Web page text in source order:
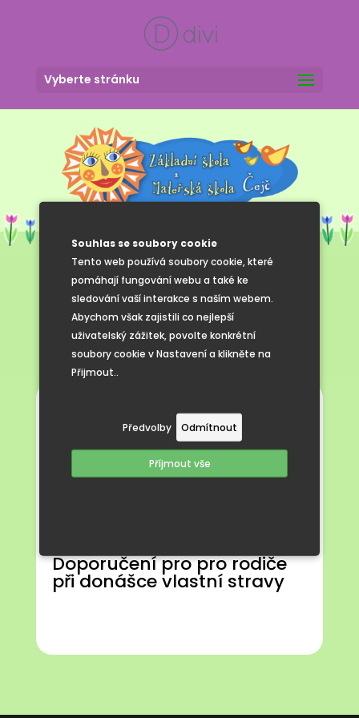
Souhlas se soubory cookie
Tento web používá soubory cookie, které
pomáhají fungování webu a také ke
sledování vaší interakce s naším webem.
Abychom však zajistili co nejlepší
uživatelský zážitek, povolte konkrétní
soubory cookie v Nastavení a klikněte na
Přijmout..
Předvolby Odmítnout
Příjmout vše
Vyberte stránku
Dokumenty
Provozní řád jídelny – ZŠ
Provozní řád jídelny – MŠ
Doporučení pro pro rodiče
při donášce vlastní stravy